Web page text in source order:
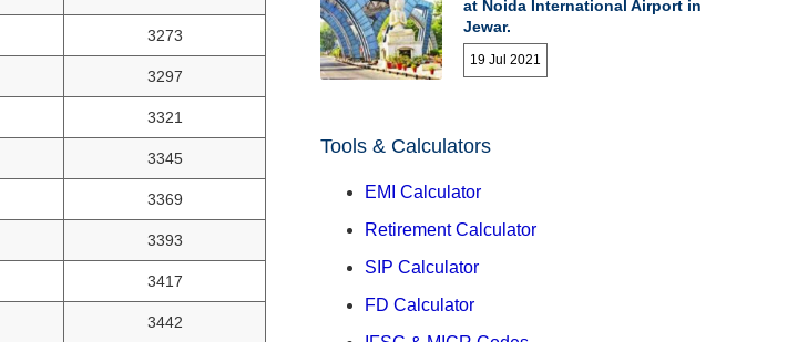
3273
3297
3321
3345
3369
3393
3417
3442
at Noida International Airport in
Jewar.
19 Jul 2021
Tools & Calculators
EMI Calculator
Retirement Calculator
SIP Calculator
FD Calculator